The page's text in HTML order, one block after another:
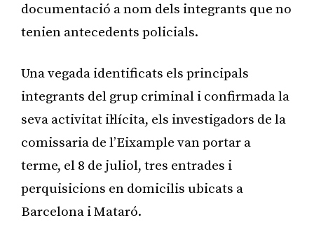
documentació a nom dels integrants que no
tenien antecedents policials.
Una vegada identificats els principals
integrants del grup criminal i confirmada la
seva activitat il·lícita, els investigadors de la
comissaria de l’Eixample van portar a
terme, el 8 de juliol, tres entrades i
perquisicions en domicilis ubicats a
Barcelona i Mataró.